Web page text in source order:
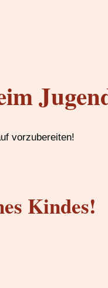
vorzubereiten!
Kindes!